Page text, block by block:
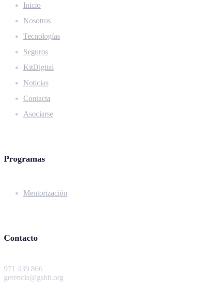
Inicio
Nosotros
Tecnologías
Seguros
KitDigital
Noticias
Contacta
Asociarse
Programas
Mentorización
Contacto
971 439 866
gerencia@gsbit.org